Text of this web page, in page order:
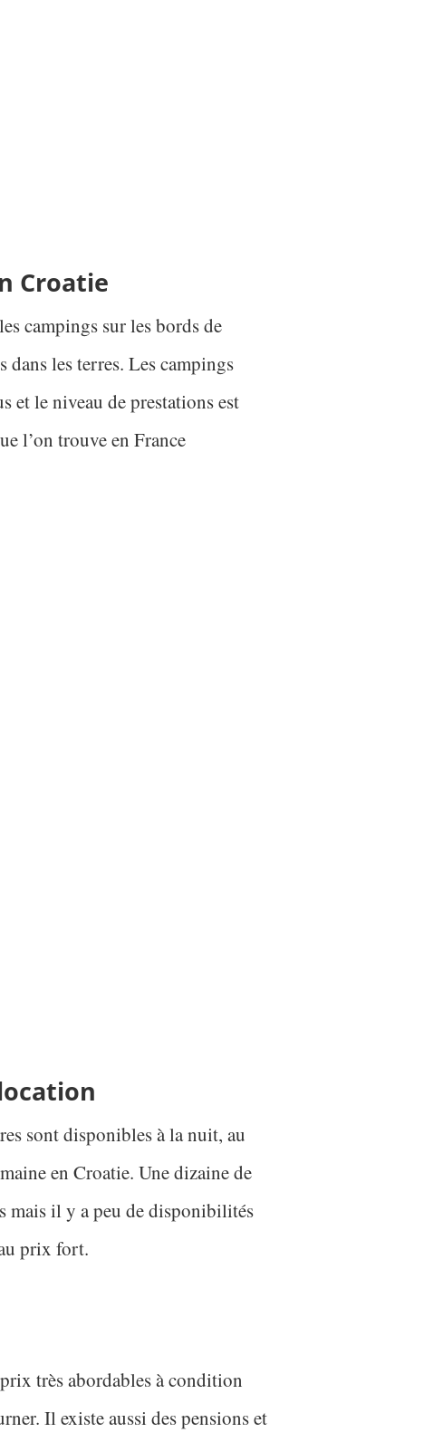
Croatie
campings sur les bords de
les terres. Les campings
et le niveau de prestations est
l’on trouve en France
sont disponibles à la nuit, au
en Croatie. Une dizaine de
mais il y a peu de disponibilités
prix fort.
très abordables à condition
Il existe aussi des pensions et